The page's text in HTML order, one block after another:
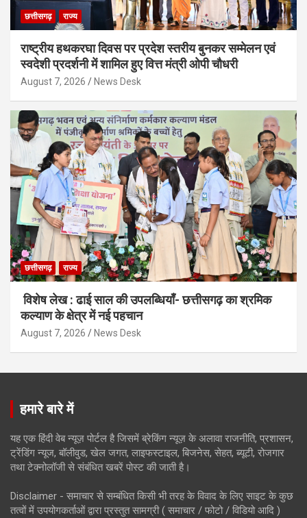
छत्तीसगढ़ राज्य
राष्ट्रीय हथकरघा दिवस पर प्रदेश स्तरीय बुनकर सम्मेलन एवं
स्वदेशी प्रदर्शनी में शामिल हुए वित्त मंत्री ओपी चौधरी
August 7, 2026 News Desk
छत्तीसगढ़ राज्य
विशेष लेख : ढाई साल की उपलब्धियाँ- छत्तीसगढ़ का श्रमिक
कल्याण के क्षेत्र में नई पहचान
August 7, 2026 News Desk
हमारे बारे में
यह एक हिंदी वेब न्यूज़ पोर्टल है जिसमें ब्रेकिंग न्यूज़ के अलावा राजनीति, प्रशासन,
ट्रेंडिंग न्यूज, बॉलीवुड, खेल जगत, लाइफस्टाइल, बिजनेस, सेहत, ब्यूटी, रोजगार
तथा टेक्नोलॉजी से संबंधित खबरें पोस्ट की जाती है।
Disclaimer - समाचार से सम्बंधित किसी भी तरह के विवाद के लिए साइट के कुछ
तत्वों में उपयोगकर्ताओं द्वारा प्रस्तुत सामग्री ( समाचार / फोटो / विडियो आदि )